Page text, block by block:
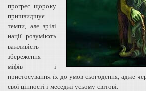
прогрес щороку
пришвидшує
темпи, але зрілі
нації розуміють
важливість
збереження
міфів і
пристосування їх до умов сьогодення, адже
свої цінності і меседжі усьому світові.